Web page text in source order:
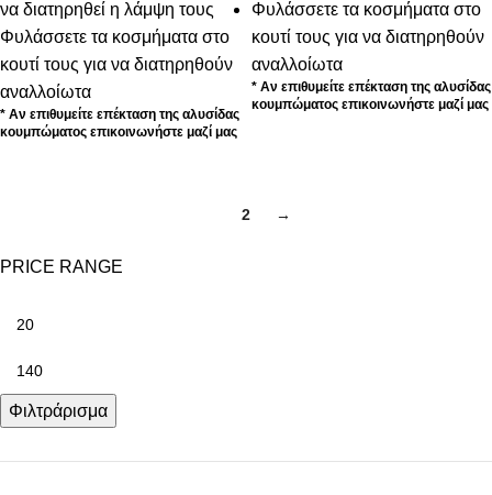
PRICE RANGE
Φιλτράρισμα
να διατηρηθεί η λάμψη τους
Φυλάσσετε τα κοσμήματα στο
κουτί τους για να διατηρηθούν
αναλλοίωτα
* Αν επιθυμείτε επέκταση της αλυσίδας
κουμπώματος επικοινωνήστε μαζί μας
Φυλάσσετε τα κοσμήματα στο
κουτί τους για να διατηρηθούν
αναλλοίωτα
* Αν επιθυμείτε επέκταση της αλυσίδας
κουμπώματος επικοινωνήστε μαζί μας
2 →